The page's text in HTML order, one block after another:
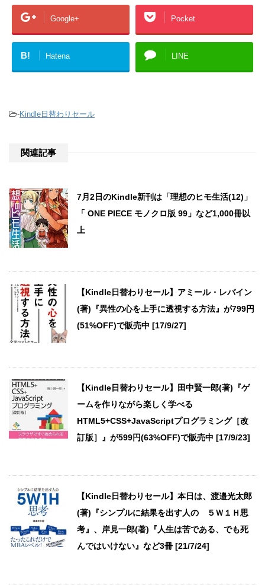
Google+ Pocket
B! Hatena LINE
-Kindle日替わりセール
関連記事
7月2日のKindle新刊は「理想のヒモ生活(12)」
「 ONE PIECE モノクロ版 99」など1,000冊以
上
【Kindle日替わりセール】アミール・レバイン
(著)『異性の心を上手に透視する方法』が799円
(51%OFF)で販売中 [17/9/27]
【Kindle日替わりセール】田中賢一郎(著)『ゲ
ームを作りながら楽しく学べる
HTML5+CSS+JavaScriptプログラミング［改
訂版］』が599円(63%OFF)で販売中 [17/9/23]
【Kindle日替わりセール】本日は、渡邉光太郎
(著)『シンプルに結果を出す人の ５Ｗ１Ｈ思
考』、岸見一郎(著)『人生は苦である、でも死
んではいけない』など3冊 [21/7/24]